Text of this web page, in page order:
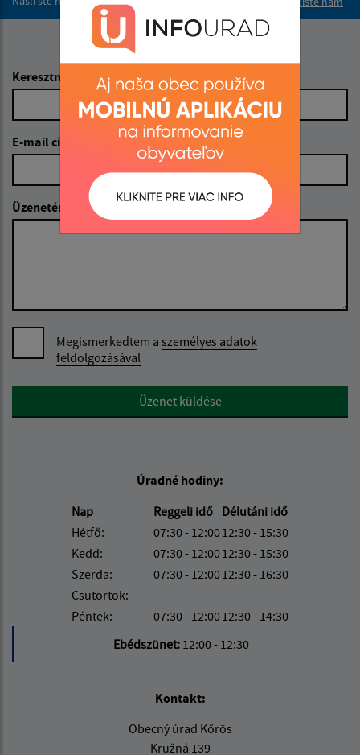
Keresztnév (povinné)
E-mail cím (povinné)
Üzenetének szövege (povinné)
Megismerkedtem a személyes adatok
feldolgozásával
Google reCaptcha ResponseÜzenet küldése
Úradné hodiny:
Nap
Reggeli idő Délutáni idő
Hétfő:
07:30 - 12:0012:30 - 15:30
Kedd:
07:30 - 12:0012:30 - 15:30
Szerda:
07:30 - 12:0012:30 - 16:30
Csütörtök:
-
Péntek:
07:30 - 12:0012:30 - 14:30
Ebédszünet: 12:00 - 12:30
Kontakt:
Obecný úrad Kőrös
Kružná 139